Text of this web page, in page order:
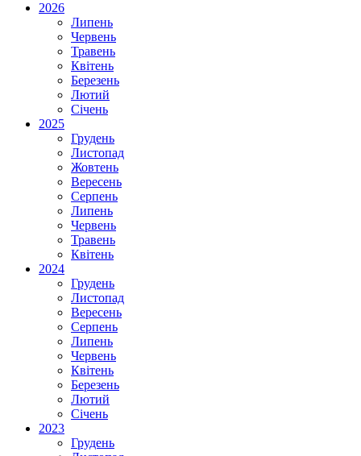
2026
Липень
Червень
Травень
Квітень
Березень
Лютий
Січень
2025
Грудень
Листопад
Жовтень
Вересень
Серпень
Липень
Червень
Травень
Квітень
2024
Грудень
Листопад
Вересень
Серпень
Липень
Червень
Квітень
Березень
Лютий
Січень
2023
Грудень